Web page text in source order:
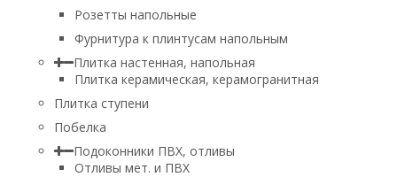
Розетты напольные
Фурнитура к плинтусам напольным
Плитка настенная, напольная
Плитка керамическая, керамогранитная
Плитка ступени
Побелка
Подоконники ПВХ, отливы
Отливы мет. и ПВХ